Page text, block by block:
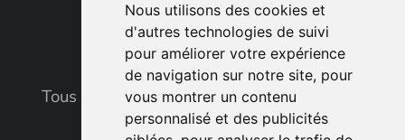
Nous utilisons des cookies et
d'autres technologies de suivi
pour améliorer votre expérience
de navigation sur notre site, pour
vous montrer un contenu
personnalisé et des publicités
Tous droits réservés © 2026. noocarb. Fait
par l’agenceASB Digital